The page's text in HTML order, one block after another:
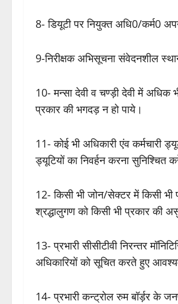
8- डियूटी पर नियुक्त अधि0/कर्म0
9-निरीक्षक अभिसूचना संवेदनशील
10- मन्सा देवी व चण्ड़ी देवी में अधिक
प्रकार की भगदड़ न हो पाये।
11- कोई भी अधिकारी एंव कर्मचारी
ड्यूटियों का निवर्हन करना सुनिश्चित
12- किसी भी जोन/सेक्टर में किसी
श्रद्धालुगण को किसी भी प्रकार की
13- प्रभारी सीसीटीवी निरन्तर
अधिकारियों को सूचित करते हुए
14- प्रभारी कन्ट्रोल रुम बॉर्ड़र के